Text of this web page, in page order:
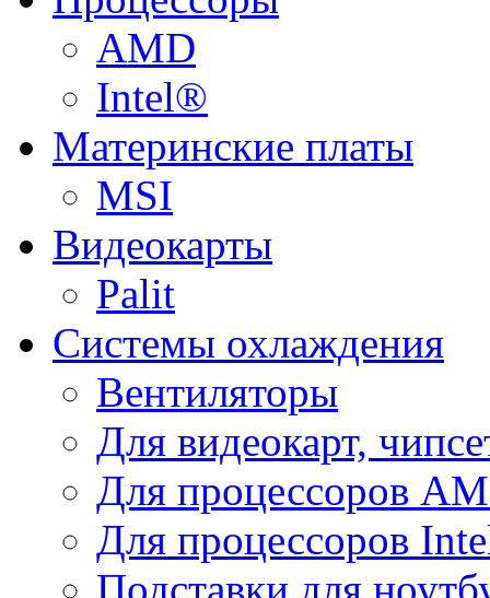
AMD
Intel®
Материнские платы
MSI
Видеокарты
Palit
Системы охлаждения
Вентиляторы
Для видеокарт,
Для процессоров
Для процессоров